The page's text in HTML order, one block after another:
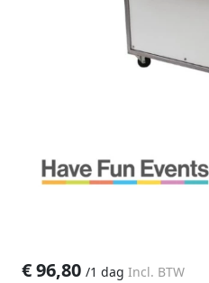
€96,80 /1 dag Incl. BTW